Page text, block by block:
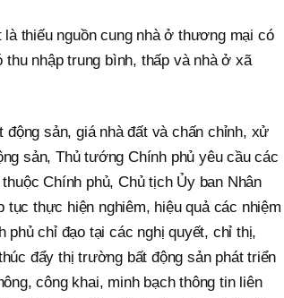
thiếu nguồn cung nhà ở thương mại có
nhập trung bình, thấp và nhà ở xã
sản, giá nhà đất và chấn chỉnh, xử
sản, Thủ tướng Chính phủ yêu cầu các
Chính phủ, Chủ tịch Ủy ban Nhân
thực hiện nghiêm, hiệu quả các nhiệm
chỉ đạo tại các nghị quyết, chỉ thị,
đẩy thị trường bất động sản phát triển
công khai, minh bạch thông tin liên